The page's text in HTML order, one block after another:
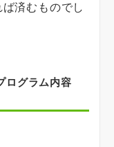
済むものでし
ログラム内容